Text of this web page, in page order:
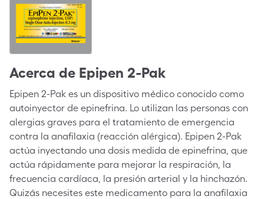
Acerca de Epipen 2-Pak
Epipen 2-Pak es un dispositivo médico conocido como
autoinyector de epinefrina. Lo utilizan las personas con
alergias graves para el tratamiento de emergencia
contra la anafilaxia (reacción alérgica). Epipen 2-Pak
actúa inyectando una dosis medida de epinefrina, que
actúa rápidamente para mejorar la respiración, la
frecuencia cardíaca, la presión arterial y la hinchazón.
Quizás necesites este medicamento para la anafilaxia